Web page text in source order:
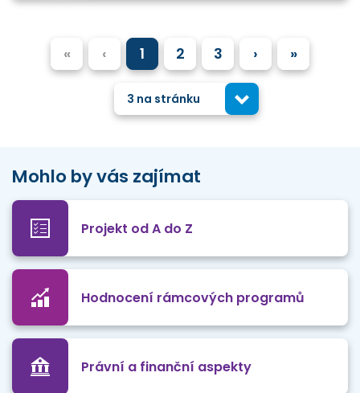
« ‹ 1 2 3 › »
3 na stránku
Mohlo by vás zajímat
Projekt od A do Z
Hodnocení rámcových programů
Právní a finanční aspekty